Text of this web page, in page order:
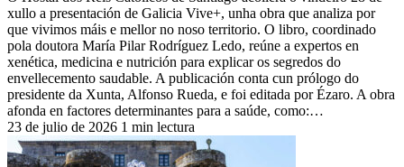
xullo a presentación de Galicia Vive+, unha obra que analiza por
que vivimos máis e mellor no noso territorio. O libro, coordinado
pola doutora María Pilar Rodríguez Ledo, reúne a expertos en
xenética, medicina e nutrición para explicar os segredos do
envellecemento saudable. A publicación conta cun prólogo do
presidente da Xunta, Alfonso Rueda, e foi editada por Ézaro. A obra
afonda en factores determinantes para a saúde, como:…
23 de julio de 2026 1 min lectura